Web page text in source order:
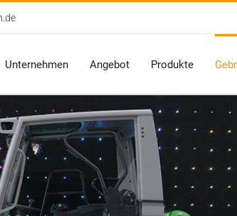
Unternehmen Angebot Produkte